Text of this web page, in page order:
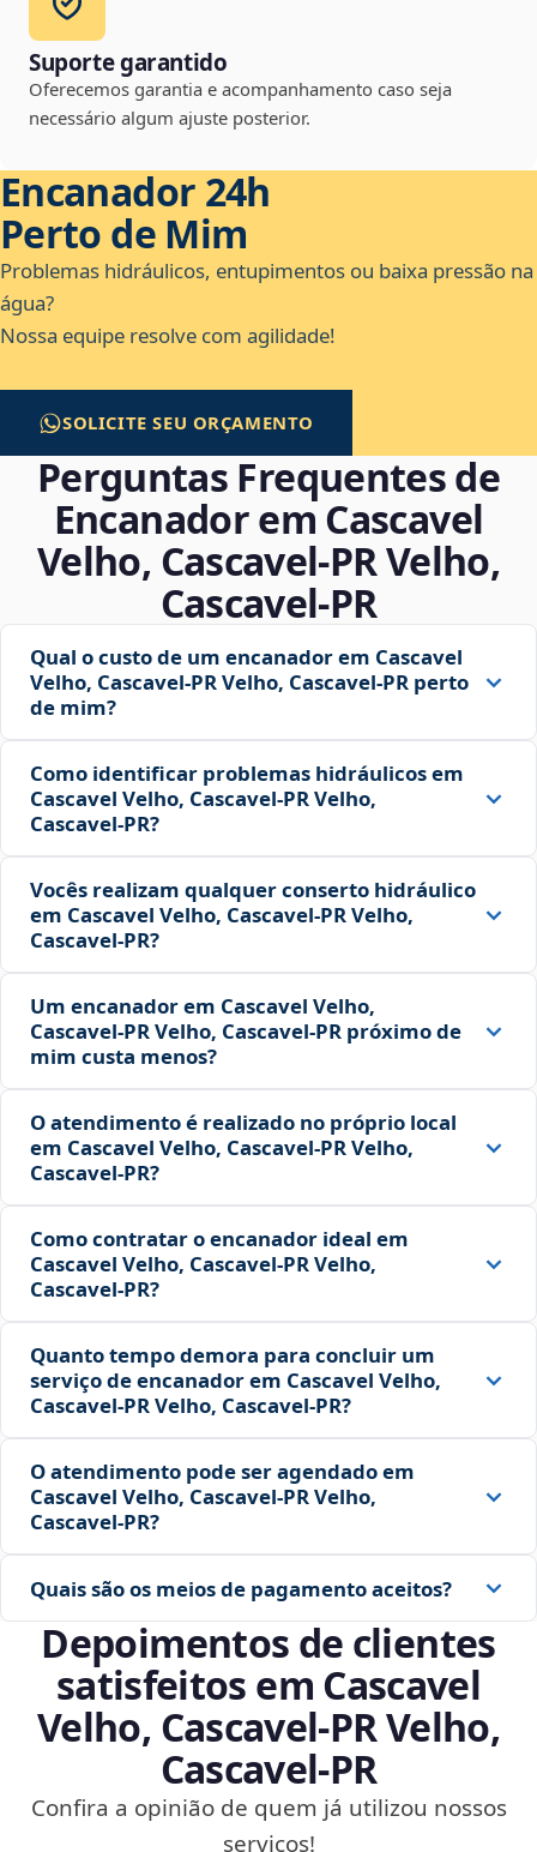
Suporte garantido
Oferecemos garantia e acompanhamento caso seja
necessário algum ajuste posterior.
Encanador 24h
Perto de Mim
Problemas hidráulicos, entupimentos ou baixa pressão na
água?
Nossa equipe resolve com agilidade!
SOLICITE SEU ORÇAMENTO
Perguntas Frequentes de
Encanador em Cascavel
Velho, Cascavel‑PR Velho,
Cascavel‑PR
Qual o custo de um encanador em Cascavel
Velho, Cascavel‑PR Velho, Cascavel‑PR perto
de mim?
Como identificar problemas hidráulicos em
Cascavel Velho, Cascavel‑PR Velho,
Cascavel‑PR?
Vocês realizam qualquer conserto hidráulico
em Cascavel Velho, Cascavel‑PR Velho,
Cascavel‑PR?
Um encanador em Cascavel Velho,
Cascavel‑PR Velho, Cascavel‑PR próximo de
mim custa menos?
O atendimento é realizado no próprio local
em Cascavel Velho, Cascavel‑PR Velho,
Cascavel‑PR?
Como contratar o encanador ideal em
Cascavel Velho, Cascavel‑PR Velho,
Cascavel‑PR?
Quanto tempo demora para concluir um
serviço de encanador em Cascavel Velho,
Cascavel‑PR Velho, Cascavel‑PR?
O atendimento pode ser agendado em
Cascavel Velho, Cascavel‑PR Velho,
Cascavel‑PR?
Quais são os meios de pagamento aceitos?
Depoimentos de clientes
satisfeitos em Cascavel
Velho, Cascavel‑PR Velho,
Cascavel‑PR
Confira a opinião de quem já utilizou nossos
serviços!